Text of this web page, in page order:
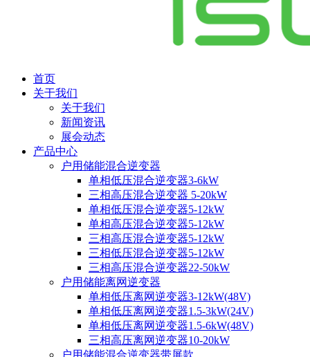
首页
关于我们
关于我们
新闻资讯
展会动态
产品中心
户用储能混合逆变器
单相低压混合逆变器3-6kW
三相高压混合逆变器 5-20kW
单相低压混合逆变器5-12kW
单相高压混合逆变器5-12kW
三相高压混合逆变器5-12kW
三相低压混合逆变器5-12kW
三相高压混合逆变器22-50kW
户用储能离网逆变器
单相低压离网逆变器3-12kW(48V)
单相低压离网逆变器1.5-3kW(24V)
单相低压离网逆变器1.5-6kW(48V)
三相高压离网逆变器10-20kW
户用储能混合逆变器带屏款